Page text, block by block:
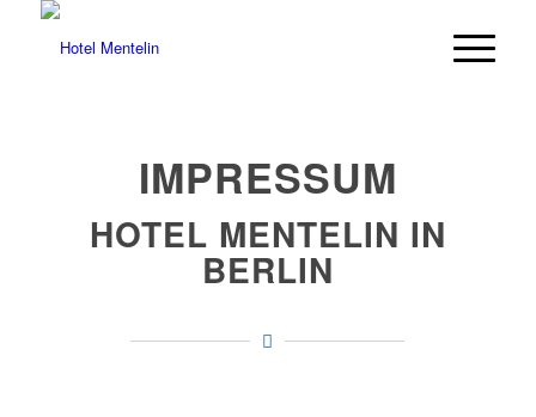
IMPRESSUM
HOTEL MENTELIN IN
BERLIN